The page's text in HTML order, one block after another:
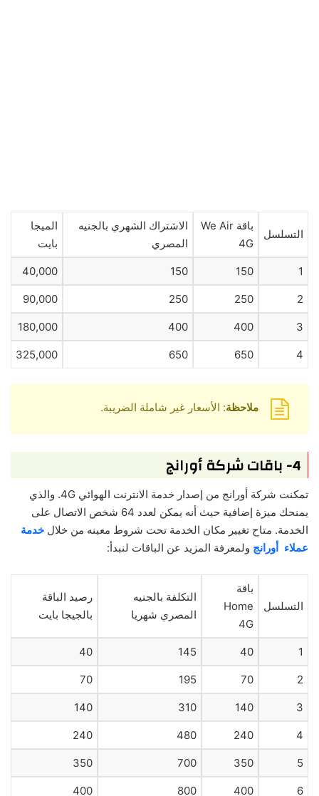
التسلسل
باقة We Air
4G
الاشتراك الشهري بالجنيه
المصري
الميجا
بايت
1
150
150
40,000
2
250
250
90,000
3
400
400
180,000
4
650
650
325,000
ملاحظة: الأسعار غير شاملة الضريبة.
4- باقات شركة أورانج
تمكنت شركة أورانج من إصدار خدمة الانترنت الهوائي 4G. والذي
يمنحك ميزة إضافية حيث أنه يمكن لعدد 64 شخص الاتصال على
الخدمة. متاح تغيير مكان الخدمة تحت شروط معينه من خلال خدمة
عملاء أورانج ولمعرفة المزيد عن الباقات لنبدأ:
التسلسل
باقة
Home
4G
التكلفة بالجنيه
المصري شهريا
رصيد الباقة
بالجيجا بايت
1
40
145
40
2
70
195
70
3
140
310
140
4
240
480
240
5
350
700
350
6
400
800
400